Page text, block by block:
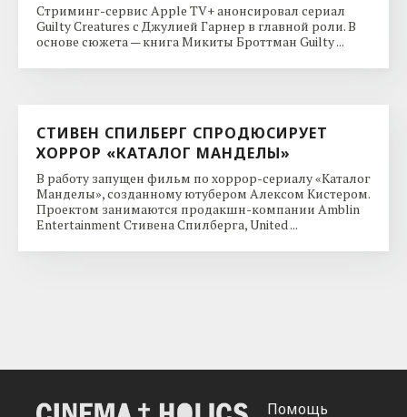
Стриминг-сервис Apple TV+ анонсировал сериал
Guilty Creatures с Джулией Гарнер в главной роли. В
основе сюжета — книга Микиты Броттман Guilty ...
СТИВЕН СПИЛБЕРГ СПРОДЮСИРУЕТ
ХОРРОР «КАТАЛОГ МАНДЕЛЫ»
В работу запущен фильм по хоррор-сериалу «Каталог
Манделы», созданному ютубером Алексом Кистером.
Проектом занимаются продакшн-компании Amblin
Entertainment Стивена Спилберга, United ...
Помощь